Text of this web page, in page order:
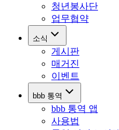
청년봉사단
업무협약
소식
게시판
매거진
이벤트
bbb 통역
bbb 통역 앱
사용법